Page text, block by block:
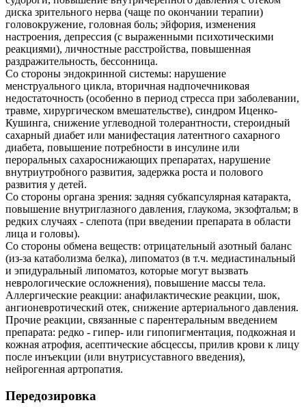
диска зрительного нерва (чаще по окончании терапии)
головокружение, головная боль; эйфория, изменения
настроения, депрессия (с выраженными психотическими
реакциями), личностные расстройства, повышенная
раздражительность, бессонница.
Со стороны эндокринной системы: нарушение
менструального цикла, вторичная надпочечниковая
недостаточность (особенно в период стресса при заболевании,
травме, хирургическом вмешательстве), синдром Иценко-
Кушинга, снижение углеводной толерантности, стероидный
сахарный диабет или манифестация латентного сахарного
диабета, повышение потребности в инсулине или
пероральных сахароснижающих препаратах, нарушение
внутриутробного развития, задержка роста и полового
развития у детей.
Со стороны органа зрения: задняя субкапсулярная катаракта,
повышение внутриглазного давления, глаукома, экзофтальм; в
редких случаях - слепота (при введении препарата в области
лица и головы).
Со стороны обмена веществ: отрицательный азотный баланс
(из-за катаболизма белка), липоматоз (в т.ч. медиастинальный
и эпидуральный липоматоз, которые могут вызвать
неврологические осложнения), повышение массы тела.
Аллергические реакции: анафилактические реакции, шок,
ангионевротический отек, снижение артериального давления.
Прочие реакции, связанные с парентеральным введением
препарата: редко - гипер- или гипопигментация, подкожная и
кожная атрофия, асептические абсцессы, прилив крови к лицу
после инъекции (или внутрисуставного введения),
нейрогенная артропатия.
Передозировка